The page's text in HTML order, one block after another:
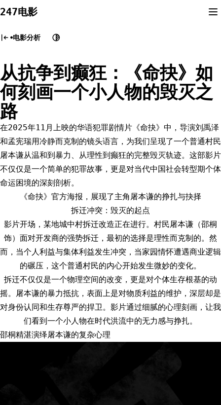
to
247电影
电影分析
从抗争到癫狂：《命抉》如
何刻画一个小人物的毁灭之
路
在2025年11月上映的华语犯罪剧情片《命抉》中，导演刘禹泽
和孟宪瑞用冷静而克制的镜头语言，为我们呈现了一个普通村民
屠本谦从温和到暴力、从理性到癫狂的完整毁灭轨迹。这部影片
不仅仅是一个简单的犯罪故事，更是对当代中国社会转型期个体
命运困境的深刻剖析。
《命抉》官方海报，展现了主角屠本谦的挣扎与抉择
拆迁冲突：毁灭的起点
影片开场，某地城中村拆迁改造正在进行。村民屠本谦（邵桐
饰）面对开发商的强势拆迁，最初的选择是理性而克制的。然
而，当个人利益与集体利益发生冲突，当家园情怀遭遇商业逻辑
的碾压，这个普通村民的内心开始发生微妙的变化。
拆迁不仅仅是一个物理空间的改变，更是对个体生存根基的动
摇。屠本谦的暴力抵抗，表面上是对物质利益的维护，深层却是
对身份认同和生存尊严的捍卫。影片通过细腻的心理刻画，让我
们看到一个小人物在时代洪流中的无力感与挣扎。
邵桐精湛演绎屠本谦的复杂心理